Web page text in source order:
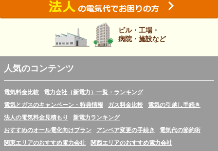
ビル・工場・
病院・施設など
人気のコンテンツ
電気料金比較
電力会社（新電力）一覧・ランキング
電気とガスのキャンペーン・特典情報
ガス料金比較
電気の引越し手続き
法人の電気料金見積もり
新電力ランキング
おすすめのオール電化向けプラン
アンペア変更の手続き
電気代の節約術
関東エリアのおすすめ電力会社
関西エリアのおすすめ電力会社